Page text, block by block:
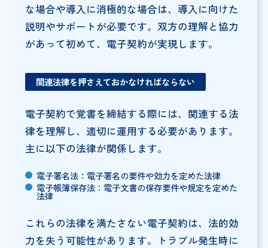
な場合や導入に消極的な場合は、導入に向けた
説明やサポートが必要です。双方の理解と協力
があって初めて、電子契約が実現します。
関連法律を押さえておかなければならない
電子契約で覚書を締結する際には、関連する法
律を理解し、適切に運用する必要があります。
主に以下の法律が関係します。
電子署名法：電子署名の要件や効力を定めた法律
電子帳簿保存法：電子文書の保存要件や規定を定めた
法律
これらの法律を満たさない電子契約は、法的効
力を失う可能性があります。トラブル発生時に